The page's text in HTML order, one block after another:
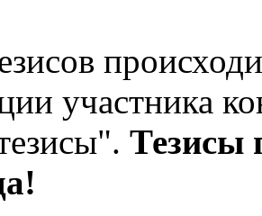
участника
Тезисы